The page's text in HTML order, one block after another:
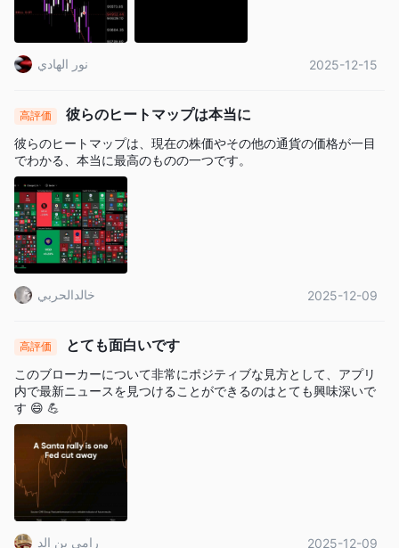
さらに、トレーダーが特定の市場について詳しく学べる
イド
セクションや、取引パフォーマンスを向上させるための役立
つヒントや戦略を見つけることができる
取引戦略ガイド セクシ
カスタマーサービス
結論
総括すると、capital.com は幅広い市場インストゥルメント、低
料金、さまざまな使いやすい取引プラットフォームを備えた信頼
性の高いオンラインブローカーです。同社は複数の支払い方法で
無料の入金と出金を提供し、あらゆるレベルのトレーダーを支援
する教育リソースも提供しています。ただし、ユーザーからはい
くつかの否定的なレビューや苦情があります。全体として、
にとって良い選択肢です。
よくある質問（FAQ）
CFDは複雑な金融商品であり、レバレッジにより資金を失うリス
クが高まります。このプロバイダーとのCFD取引で85.24％の小
売投資家口座がお金を失っています。CFDの仕組みを理解し、資
金を失うリスクを負担できるかどうかを検討する必要がありま
す。
نور الهادي 2025-12-15
高評価 彼らのヒートマップは本当に
彼らのヒートマップは、現在の株価やその他の通貨の価格が一目
でわかる、本当に最高のものの一つです。
خالدالحربي 2025-12-09
高評価 とても面白いです
このブローカーについて非常にポジティブな見方として、アプリ
内で最新ニュースを見つけることができるのはとても興味深いで
す 😄 💪
رامي بن الد 2025-12-09